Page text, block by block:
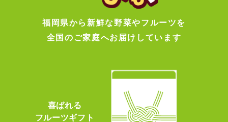
福岡県から新鮮な野菜やフルーツを
全国のご家庭へお届けしています
喜ばれる
フルーツギフト